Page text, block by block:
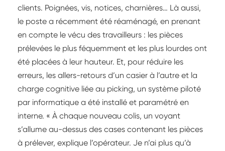
clients. Poignées, vis, notices, charnières… Là aussi,
le poste a récemment été réaménagé, en prenant
en compte le vécu des travailleurs : les pièces
prélevées le plus féquemment et les plus lourdes ont
été placées à leur hauteur. Et, pour réduire les
erreurs, les allers-retours d’un casier à l’autre et la
charge cognitive liée au picking, un système piloté
par informatique a été installé et paramétré en
interne. « À chaque nouveau colis, un voyant
s’allume au-dessus des cases contenant les pièces
à prélever, explique l’opérateur. Je n’ai plus qu’à